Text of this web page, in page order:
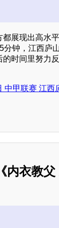
展现出高水
分钟，江西庐
的时间里努力
中甲联赛 江西
内衣教